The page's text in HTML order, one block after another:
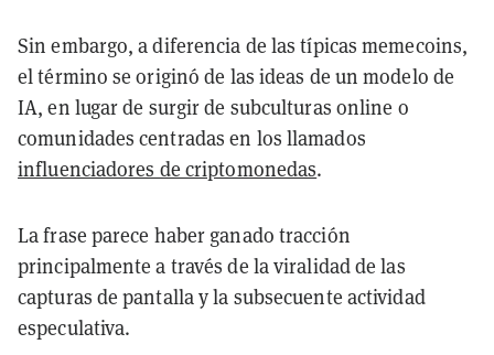
Sin embargo, a diferencia de las típicas memecoins,
el término se originó de las ideas de un modelo de
IA, en lugar de surgir de subculturas online o
comunidades centradas en los llamados
influenciadores de criptomonedas.
La frase parece haber ganado tracción
principalmente a través de la viralidad de las
capturas de pantalla y la subsecuente actividad
especulativa.